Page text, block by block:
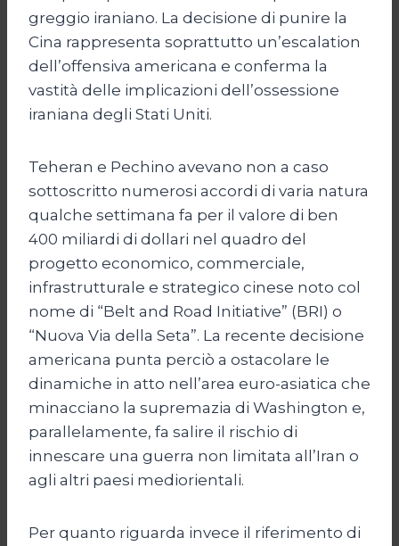
greggio iraniano. La decisione di punire la
Cina rappresenta soprattutto un’escalation
dell’offensiva americana e conferma la
vastità delle implicazioni dell’ossessione
iraniana degli Stati Uniti.
Teheran e Pechino avevano non a caso
sottoscritto numerosi accordi di varia natura
qualche settimana fa per il valore di ben
400 miliardi di dollari nel quadro del
progetto economico, commerciale,
infrastrutturale e strategico cinese noto col
nome di “Belt and Road Initiative” (BRI) o
“Nuova Via della Seta”. La recente decisione
americana punta perciò a ostacolare le
dinamiche in atto nell’area euro-asiatica che
minacciano la supremazia di Washington e,
parallelamente, fa salire il rischio di
innescare una guerra non limitata all’Iran o
agli altri paesi mediorientali.
Per quanto riguarda invece il riferimento di